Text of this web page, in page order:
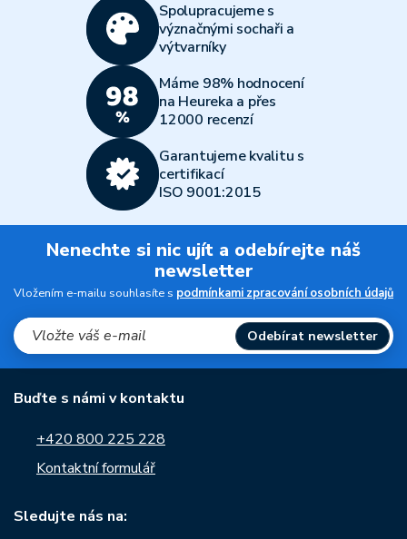
Spolupracujeme s
význačnými sochaři a
výtvarníky
Máme 98% hodnocení
na Heureka a přes
12000 recenzí
Garantujeme kvalitu s
certifikací
ISO 9001:2015
Nenechte si nic ujít a odebírejte náš
newsletter
Vložením e-mailu souhlasíte s podmínkami zpracování osobních údajů
Odebírat newsletter
Buďte s námi v kontaktu
+420 800 225 228
Kontaktní formulář
Sledujte nás na: